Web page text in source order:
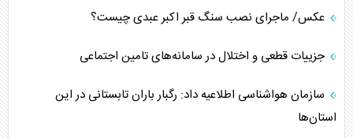
عکس/ ماجرای نصب سنگ قبر اکبر عبدی چیست؟
جزییات قطعی و اختلال در سامانه‌های تامین اجتماعی
سازمان هواشناسی اطلاعیه داد: رگبار باران تابستانی در این
استان‌ها